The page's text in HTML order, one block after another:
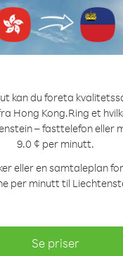
kan du foreta
Hong Kong.Ring et
– fasttelefon eller
9.0 ¢ per minutt.
eller en samtaleplan
per minutt til
Se priser